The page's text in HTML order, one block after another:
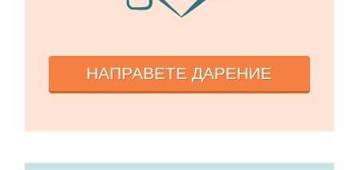
НАПРАВЕТЕ ДАРЕНИЕ